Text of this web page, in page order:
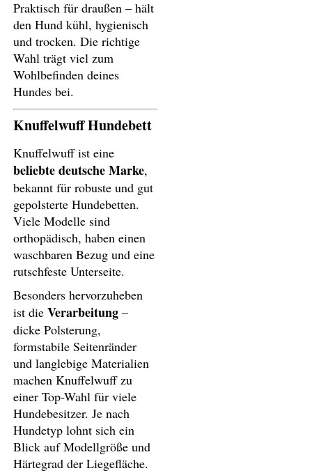
Praktisch für draußen – hält
den Hund kühl, hygienisch
und trocken. Die richtige
Wahl trägt viel zum
Wohlbefinden deines
Hundes bei.
Knuffelwuff Hundebett
Knuffelwuff ist eine
beliebte deutsche Marke,
bekannt für robuste und gut
gepolsterte Hundebetten.
Viele Modelle sind
orthopädisch, haben einen
waschbaren Bezug und eine
rutschfeste Unterseite.
Besonders hervorzuheben
ist die Verarbeitung –
dicke Polsterung,
formstabile Seitenränder
und langlebige Materialien
machen Knuffelwuff zu
einer Top-Wahl für viele
Hundebesitzer. Je nach
Hundetyp lohnt sich ein
Blick auf Modellgröße und
Härtegrad der Liegefläche.